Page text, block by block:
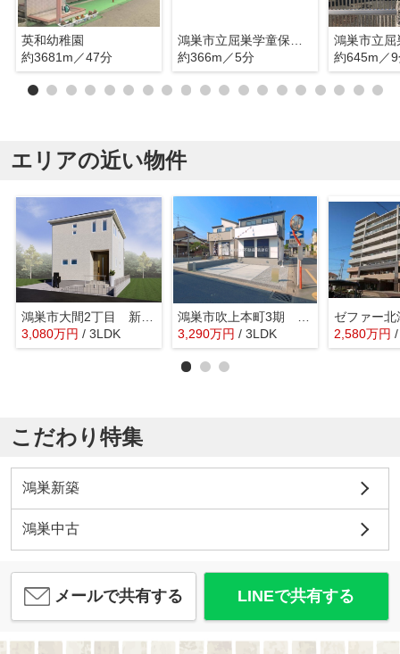
英和幼稚園
約3681m／47分
約366m／5分
鴻巣市立屈
約645m／
エリアの近い物件
鴻巣市大間2丁目 新築戸建 全 全2棟 1号棟
3,080万円 / 3LDK
鴻巣市吹上本町3期 GRAFARE DESIGN 新築戸建 全2棟 1号棟
3,290万円 / 3LDK 2,580万円
こだわり特集
鴻巣新築
鴻巣中古
メールで共有する LINEで共有する